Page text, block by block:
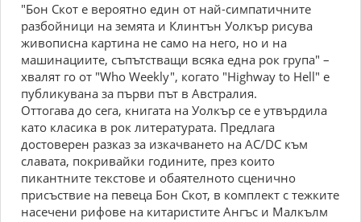
"Бон Скот е вероятно един от най-симпатичните
разбойници на земята и Клинтън Уолкър рисува
живописна картина не само на него, но и на
машинациите, съпътстващи всяка една рок група" –
хвалят го от "Who Weekly", когато "Highway to Hell" е
публикувана за първи път в Австралия.
Оттогава до сега, книгата на Уолкър се е утвърдила
като класика в рок литературата. Предлага
достоверен разказ за изкачването на AC/DC към
славата, покривайки годините, през които
пикантните текстове и обаятелното сценично
присъствие на певеца Бон Скот, в комплект с тежките
насечени рифове на китаристите Ангъс и Малкълм